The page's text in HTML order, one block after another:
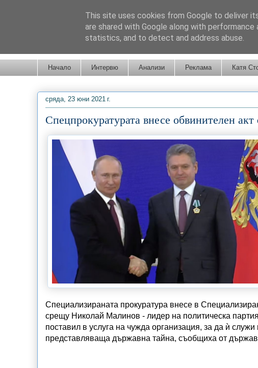
Начало Интервю Анализи Реклама Катя
сряда, 23 юни 2021 г.
Спецпрокуратурата внесе обвинителен
Специализираната прокуратура внесе в
срещу Николай Малинов - лидер на политическа
поставил в услуга на чужда организация, за да ѝ
представляваща държавна тайна, съобщиха от
This site uses cookies from Google to deliver
are shared with Google along with
statistics, and to detect and address abuse.